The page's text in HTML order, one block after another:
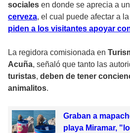
sociales en donde se aprecia a un
cerveza, el cual puede afectar a
piden a los visitantes apoyar
La regidora comisionada en
Acuña, señaló que tanto las
turistas, deben de tener
animalitos.
Graban a
playa Miramar,